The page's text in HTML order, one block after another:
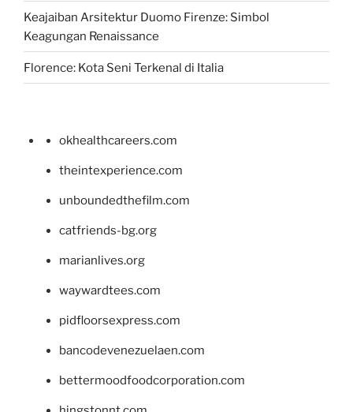
Keajaiban Arsitektur Duomo Firenze: Simbol
Keagungan Renaissance
Florence: Kota Seni Terkenal di Italia
okhealthcareers.com
theintexperience.com
unboundedthefilm.com
catfriends-bg.org
marianlives.org
waywardtees.com
pidfloorsexpress.com
bancodevenezuelaen.com
bettermoodfoodcorporation.com